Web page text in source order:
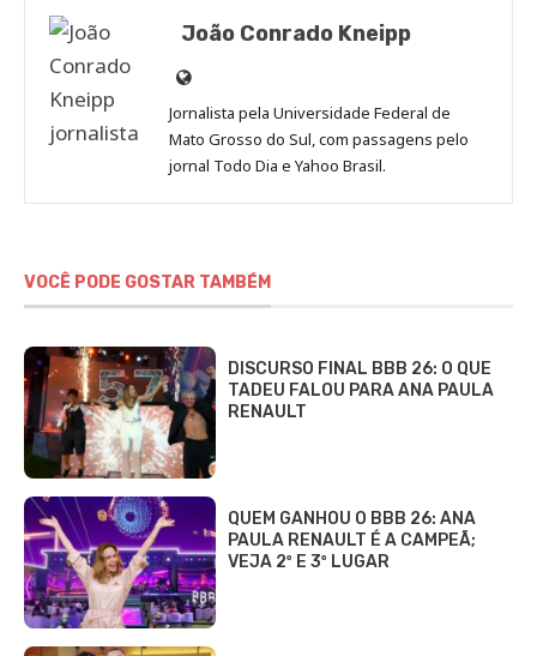
João Conrado Kneipp
Site
de
João
Conrado
Jornalista pela Universidade Federal de
Mato Grosso do Sul, com passagens pelo
jornal Todo Dia e Yahoo Brasil.
VOCÊ PODE GOSTAR TAMBÉM
DISCURSO FINAL BBB 26: O QUE
TADEU FALOU PARA ANA PAULA
RENAULT
QUEM GANHOU O BBB 26: ANA
PAULA RENAULT É A CAMPEÃ;
VEJA 2º E 3º LUGAR